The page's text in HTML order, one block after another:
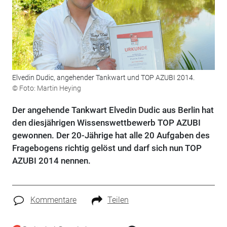
Elvedin Dudic, angehender Tankwart und TOP AZUBI 2014.
© Foto: Martin Heying
Der angehende Tankwart Elvedin Dudic aus Berlin hat
den diesjährigen Wissenswettbewerb TOP AZUBI
gewonnen. Der 20-Jährige hat alle 20 Aufgaben des
Fragebogens richtig gelöst und darf sich nun TOP
AZUBI 2014 nennen.
Kommentare Teilen